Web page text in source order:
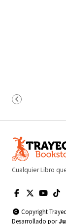
Cualquier Libro
Copyright
Desarrollado por